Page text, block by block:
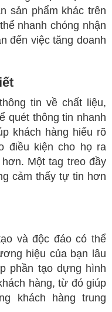
sản phẩm khác trên
nhanh chóng nhận
đến việc tăng doanh
tin về chất liệu,
quét thông tin nhanh
khách hàng hiểu rõ
điều kiện cho họ ra
Một tag treo đầy
cảm thấy tự tin hơn
và độc đáo có thể
hiệu của bạn lâu
phần tạo dựng hình
hàng, từ đó giúp
khách hàng trung